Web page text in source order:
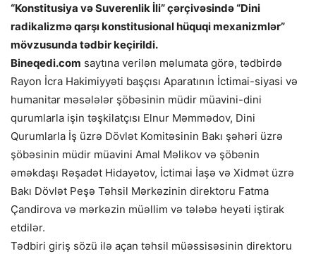
“Konstitusiya və Suverenlik İli” çərçivəsində “Dini
radikalizmə qarşı konstitusional hüquqi mexanizmlər”
mövzusunda tədbir keçirildi.
Bineqedi.com saytına verilən məlumata görə, tədbirdə
Rayon İcra Hakimiyyəti başçısı Aparatının İctimai-siyasi və
humanitar məsələlər şöbəsinin müdir müavini-dini
qurumlarla işin təşkilatçısı Elnur Məmmədov, Dini
Qurumlarla İş üzrə Dövlət Komitəsinin Bakı şəhəri üzrə
şöbəsinin müdir müavini Amal Məlikov və şöbənin
əməkdaşı Rəşadət Hidayətov, İctimai İaşə və Xidmət üzrə
Bakı Dövlət Peşə Təhsil Mərkəzinin direktoru Fatma
Çandirova və mərkəzin müəllim və tələbə heyəti iştirak
etdilər.
Tədbiri giriş sözü ilə açan təhsil müəssisəsinin direktoru